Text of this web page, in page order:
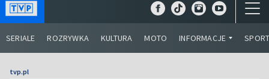
SERIALE ROZRYWKA KULTURA MOTO INFORMACJE
tvp.pl